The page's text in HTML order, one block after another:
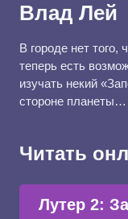
Влад Лей
В городе нет того,
теперь есть
изучать некий
стороне планеты…
Читать
Лутер 2: